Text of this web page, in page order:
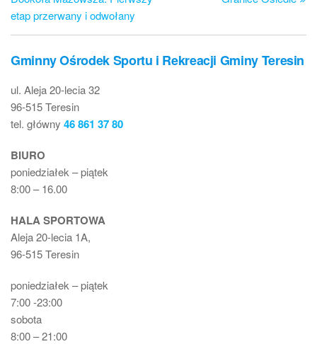
etap przerwany i odwołany
Gminny Ośrodek Sportu i Rekreacji Gminy Teresin
ul. Aleja 20-lecia 32
96-515 Teresin
tel. główny 46 861 37 80
BIURO
poniedziałek – piątek
8:00 – 16.00
HALA SPORTOWA
Aleja 20-lecia 1A,
96-515 Teresin
poniedziałek – piątek
7:00 -23:00
sobota
8:00 – 21:00